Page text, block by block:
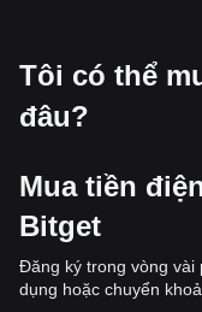
Tôi có thể
đâu?
Mua tiền
Bitget
Đăng ký trong vòng vài
dụng hoặc chuyển